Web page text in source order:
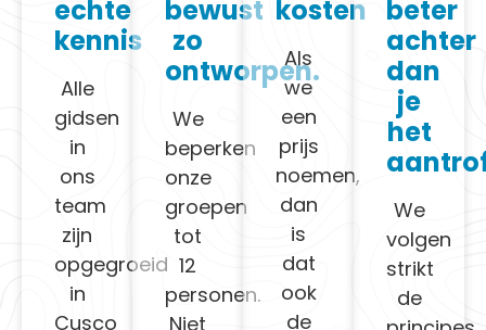
echte
kennis
Alle
gidsen
in
ons
team
zijn
opgegroeid
in
Cusco
bewust
zo
ontworpen.
We
beperken
onze
groepen
tot
12
personen.
Niet
kosten
Als
we
een
prijs
noemen,
dan
is
dat
ook
de
beter
achter
dan
je
het
We
volgen
strikt
de